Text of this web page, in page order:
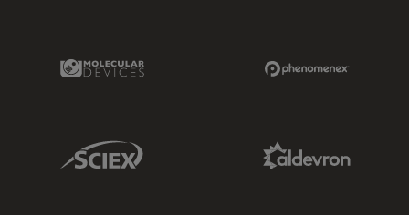
Molecular Devices Link
Sciex Link